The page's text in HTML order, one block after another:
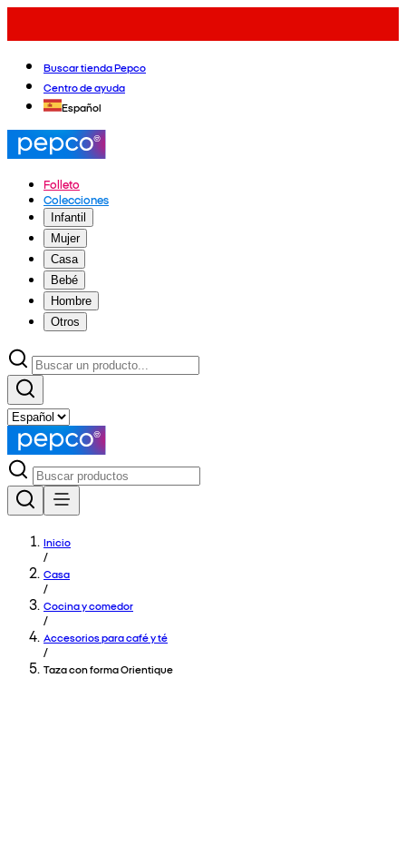
Buscar tienda Pepco
Centro de ayuda
Español
Folleto
Colecciones
Infantil
Mujer
Casa
Bebé
Hombre
Otros
Inicio
/
Casa
/
Cocina y comedor
/
Accesorios para café y té
/
Taza con forma Orientique